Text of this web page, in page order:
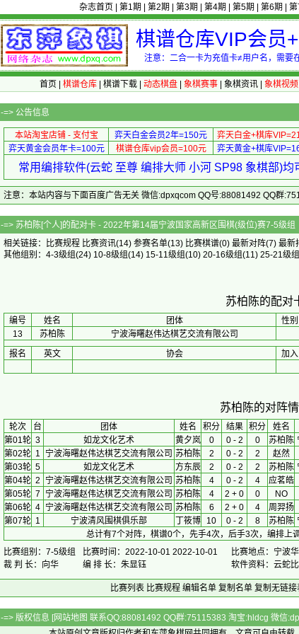
杂志首页 第1期 第2期 第3期 第4期 第5期 第6期 第
棋谱仓库VIP会员
注意：二合一卡为充值卡≠用户名，需要
首页 棋谱仓库| 棋谱下载| 动态棋盘| 象棋赛事| 象棋资讯| 象棋视频
-=> 公告信息
本站淘宝店铺 - 支付宝 弈天白金会员2年=150元 弈天白金+棋库
弈天黄金会员年卡=100元
棋谱仓库vip会员=100元 弈天黄金+棋库
常用编排软件(云蛇 至尊 编排大师 小河 SP98 象棋部)
注意：本站内容与下面百度广告无关 微信:dpxqcom QQ号:88081492 QQ群
-=> 苏柏陈[个人]的配对卡 - 2022年第14届宁波国家高新
相关链接：
比赛规程 比赛资讯(14) 参赛名单(13) 比赛棋谱(0) 最新对阵(7) 最新
其他组别： 4-3级组(24) 10-8级组(14) 15-11级组(10) 20-16级组(11) 25-21级组
苏柏陈的配对
编号 姓名 团体 性别
13
苏柏陈 宁波海曙赵伟达棋艺交流有限公司
报名
英文 协会 加入
苏柏陈的对阵
轮次 台 团体 姓名 积分 结果 积分 姓名
第01轮 3 如龙文化艺术 黄夕岚 0 0 - 2 0 苏柏陈
第02轮 1 宁波海曙赵伟达棋艺交流有限公司 苏柏陈 2 0 - 2 2 赵然
第03轮 5 如龙文化艺术 方东辰 2 0 - 2 2 苏柏陈
第04轮 2 宁波海曙赵伟达棋艺交流有限公司 苏柏陈 4 0 - 2 4 应茗皓
第05轮 7 宁波海曙赵伟达棋艺交流有限公司 苏柏陈 4 2 + 0 0 NO
第06轮 4 宁波海曙赵伟达棋艺交流有限公司 苏柏陈 6 2 + 0 4 周羿扬
第07轮 1 宁波清风围棋俱乐部 丁筱博 10 0 - 2 8 苏柏陈
总计有7个对阵，棋谱0个，先手4次，后手3次，编排上
比赛组别：7-5级组
比赛时间：2022-10-01 2022-10-01 比赛地点：宁波
裁 判 长：向华
编 排 长：朱显钰 软件资料：云蛇
比赛列表 比赛规程 编辑名单 复制名单 复制无链接
-=> 版权信息 [网站地图 联系QQ:88081492 QQ群:75115383 淘宝:hldcg 微信